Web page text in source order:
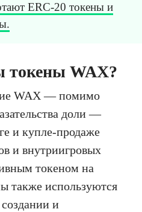
ERC-20 токены и
токены WAX?
WAX — помимо
доли —
и купле-продаже
и внутриигровых
токеном на
также используются
и